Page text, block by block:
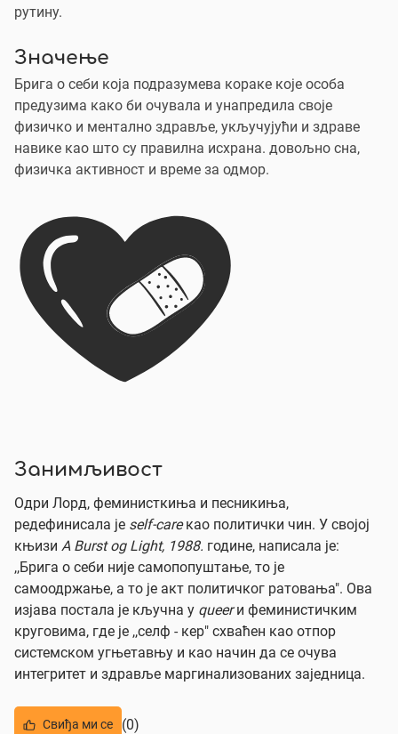
рутину.
Значење
Брига о себи која подразумева кораке које особа
предузима како би очувала и унапредила своје
физичко и ментално здравље, укључујући и здраве
навике као што су правилна исхрана. довољно сна,
физичка активност и време за одмор.
Занимљивост
Одри Лорд, феминисткиња и песникиња,
редефинисала је self-careкао политички чин. У својој
књизи A Burst og Light, 1988. године, написала је:
,,Брига о себи није самопопуштање, то је
самоодржање, а то је акт политичког ратовања". Ова
изјава постала је кључна у queerи феминистичким
круговима, где је ,,селф - кер" схваћен као отпор
системском угњетавњу и као начин да се очува
интегритет и здравље маргинализованих заједница.
Свиђа ми се (0)